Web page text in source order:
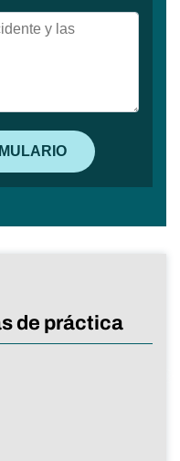
de práctica